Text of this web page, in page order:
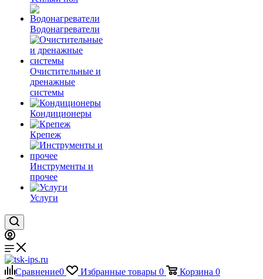
Водонагреватели
Очистительные и
дренажные
системы
Кондиционеры
Крепеж
Инструменты и
прочее
Услуги
Сравнение0 Избранные товары 0 Корзина 0